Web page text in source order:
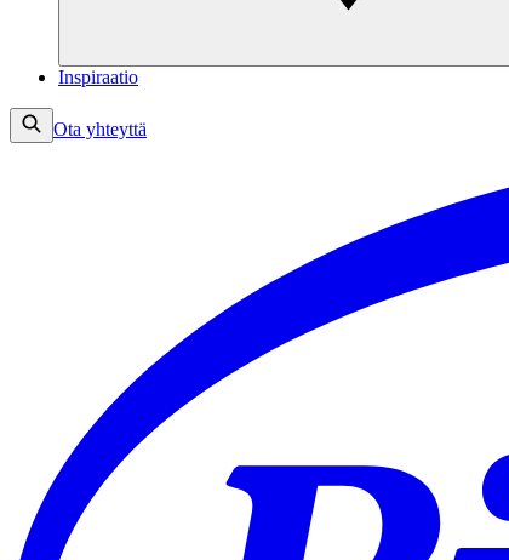
Inspiraatio
Ota yhteyttä